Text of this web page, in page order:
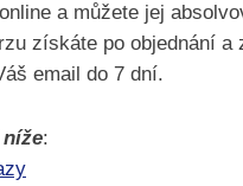
a můžete jej
získáte po objednání
email do 7 dní.
: